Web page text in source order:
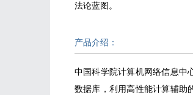
法论蓝图。
产品介绍：
中国科学院计算机网络信息中
数据库，利用高性能计算辅助